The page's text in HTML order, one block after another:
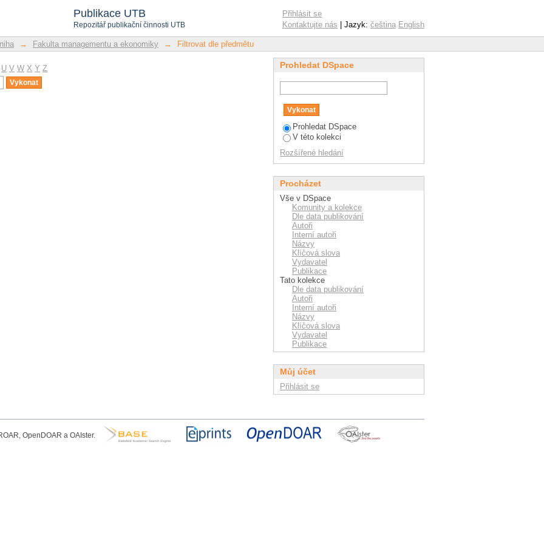
Publikace UTB
Repozitář publikační činnosti UTB
Přihlásit se
Kontaktujte nás | Jazyk: čeština English
→ Fakulta managementu a ekonomiky → Filtrovat dle předmětu
U V W X Y Z
Prohledat DSpace
Prohledat DSpace
V této kolekci
Rozšířené hledání
Procházet
Vše v DSpace
Komunity a kolekce
Dle data publikování
Autoři
Interní autoři
Názvy
Klíčová slova
Vydavatel
Publikace
Tato kolekce
Dle data publikování
Autoři
Interní autoři
Názvy
Klíčová slova
Vydavatel
Publikace
Můj účet
Přihlásit se
OpenDOAR a OAIster.